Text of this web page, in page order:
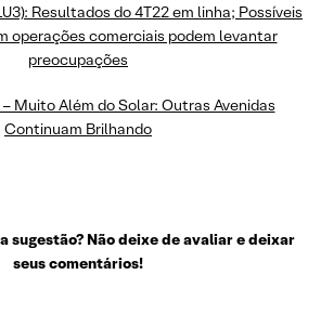
Resultados do 4T22 em linha; Possíveis
operações comerciais podem levantar
preocupações
Muito Além do Solar: Outras Avenidas
Continuam Brilhando
sugestão? Não deixe de avaliar e deixar
seus comentários!